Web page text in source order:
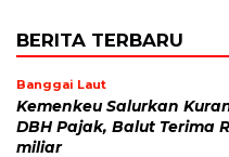
BERITA TERBARU
Banggai Laut
Kemenkeu Salurkan
DBH Pajak, Balut Terima
miliar